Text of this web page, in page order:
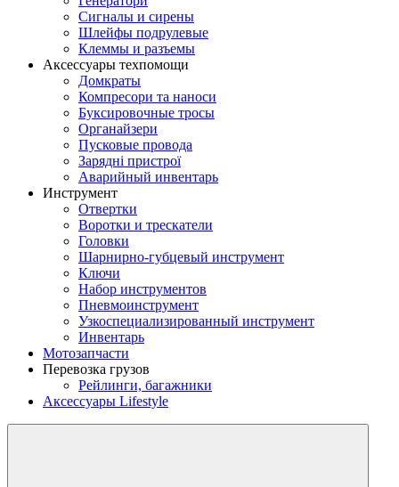
Сигналы и сирены
Шлейфы подрулевые
Клеммы и разъемы
Аксессуары техпомощи
Домкраты
Компресори та наноси
Буксировочные тросы
Органайзери
Пусковые провода
Зарядні пристрої
Аварийный инвентарь
Инструмент
Отвертки
Воротки и трескатели
Головки
Шарнирно-губцевый инструмент
Ключи
Набор инструментов
Пневмоинструмент
Узкоспециализированный инструмент
Инвентарь
Мотозапчасти
Перевозка грузов
Рейлинги, багажники
Аксессуары Lifestyle